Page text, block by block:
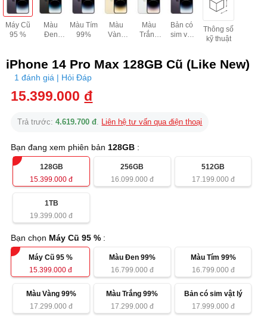
Máy Cũ
95 %
Màu
Đen
Màu Tím
99%
Màu
Vàng
Màu
Trắng
Bản có
sim vật
Thông số
kỹ thuật
iPhone 14 Pro Max 128GB Cũ (Like New)
1 đánh giá | Hỏi Đáp
15.399.000 đ
Trả trước:4.619.700 đ. Liên hệ tư vấn qua điện thoại
Bạn đang xem phiên bản 128GB :
128GB
15.399.000 đ
256GB
16.099.000đ
512GB
17.199.000đ
1TB
19.399.000 đ
Bạn chọn Máy Cũ 95 % :
Máy Cũ 95 %
15.399.000đ
Màu Đen 99%
16.799.000đ
Màu Tím 99%
16.799.000đ
Màu Vàng 99%
17.299.000 đ
Màu Trắng 99%
17.299.000đ
Bản có sim vật lý
17.999.000đ